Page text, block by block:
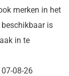
merken in het
is
in te
08-26